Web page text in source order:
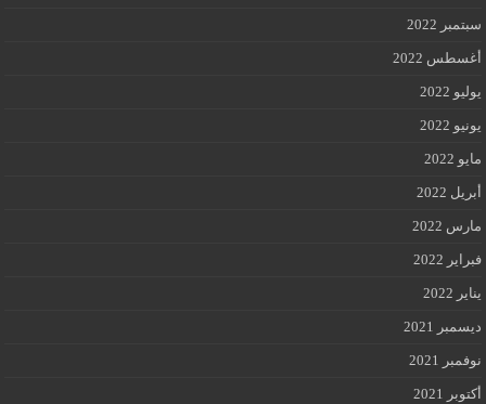
سبتمبر 2022
أغسطس 2022
يوليو 2022
يونيو 2022
مايو 2022
أبريل 2022
مارس 2022
فبراير 2022
يناير 2022
ديسمبر 2021
نوفمبر 2021
أكتوبر 2021